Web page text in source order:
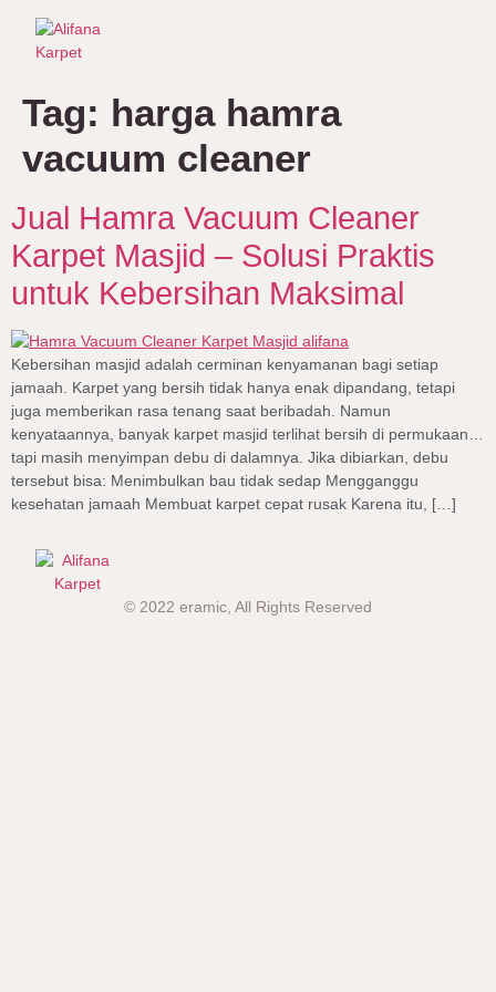
Tag: harga hamra
vacuum cleaner
Jual Hamra Vacuum Cleaner
Karpet Masjid – Solusi Praktis
untuk Kebersihan Maksimal
Kebersihan masjid adalah cerminan kenyamanan bagi setiap
jamaah. Karpet yang bersih tidak hanya enak dipandang, tetapi
juga memberikan rasa tenang saat beribadah. Namun
kenyataannya, banyak karpet masjid terlihat bersih di permukaan…
tapi masih menyimpan debu di dalamnya. Jika dibiarkan, debu
tersebut bisa: Menimbulkan bau tidak sedap Mengganggu
kesehatan jamaah Membuat karpet cepat rusak Karena itu, […]
© 2022 eramic, All Rights Reserved